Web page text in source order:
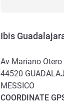
Ibis
Av Mariano
44520
MESSICO
COORDINATE